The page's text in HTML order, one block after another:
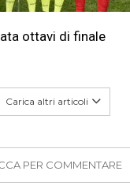
ottavi di finale
Carica altri articoli
PER COMMENTARE